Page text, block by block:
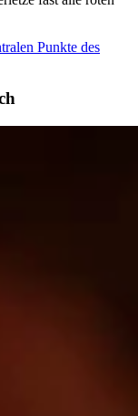
Punkte des